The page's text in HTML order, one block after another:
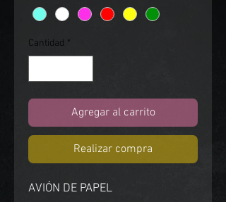
Cantidad *
Agregar al carrito
Realizar compra
AVIÓN DE PAPEL